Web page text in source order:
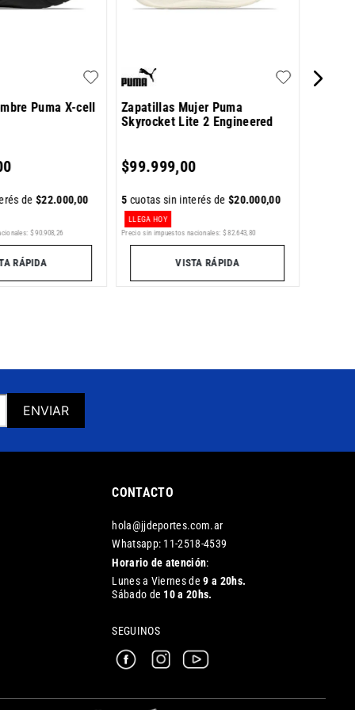
Puma X-cell
de$22.000,00
$ 90.908,26
RÁPIDA
Zapatillas Mujer Puma
Skyrocket Lite 2 Engineered
$99.999,00
5 cuotas sin interés de$20.000,00
LLEGA HOY
Precio sin impuestos nacionales: $ 82.643,80
VISTA RÁPIDA
ENVIAR
CONTACTO
hola@jjdeportes.com.ar
Whatsapp: 11-2518-4539
Horario de atención:
Lunes a Viernes de9 a 20hs.
Sábado de 10 a 20hs.
SEGUINOS